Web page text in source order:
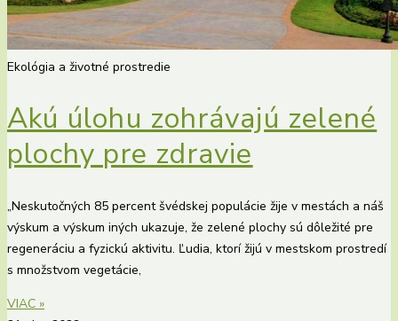
Ekológia a životné prostredie
Akú úlohu zohrávajú zelené
plochy pre zdravie
„Neskutočných 85 percent švédskej populácie žije v mestách a náš
výskum a výskum iných ukazuje, že zelené plochy sú dôležité pre
regeneráciu a fyzickú aktivitu. Ľudia, ktorí žijú v mestskom prostredí
s množstvom vegetácie,
VIAC »